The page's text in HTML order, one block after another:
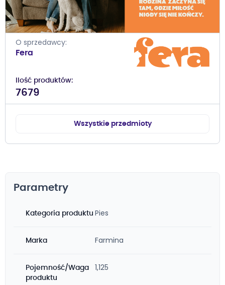
O sprzedawcy
Fera
Ilość produktów
7679
Wszystkie przedmioty
Parametry
Kategoria produktu Pies
Marka Farmina
Pojemność/Waga
produktu
1,125